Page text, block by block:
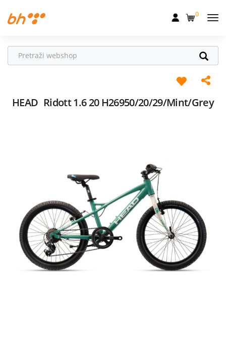
Fiksna
Televizija
0
HEAD Ridott 1.6 20 H26950/20/29/Mint/Grey